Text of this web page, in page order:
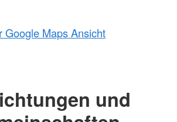
Google Maps Ansicht
und